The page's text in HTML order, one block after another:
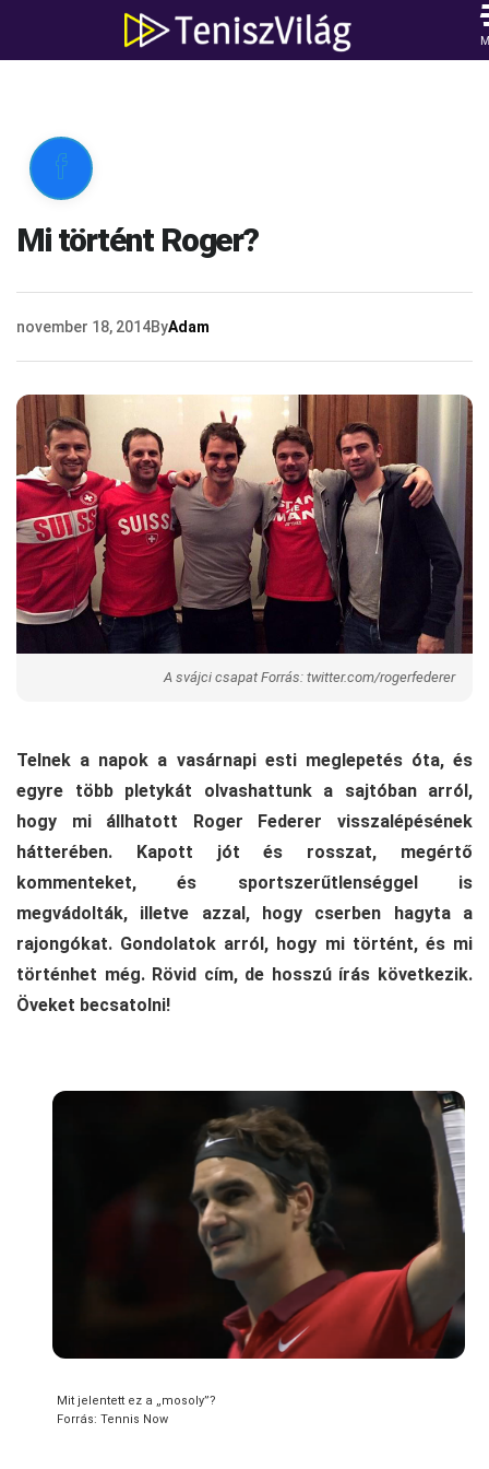

Mi történt Roger?
november 18, 2014ByAdam
A svájci csapat Forrás: twitter.com/rogerfederer
Telnek a napok a vasárnapi esti meglepetés óta, és
egyre több pletykát olvashattunk a sajtóban arról,
hogy mi állhatott Roger Federer visszalépésének
hátterében. Kapott jót és rosszat, megértő
kommenteket, és sportszerűtlenséggel is
megvádolták, illetve azzal, hogy cserben hagyta a
rajongókat. Gondolatok arról, hogy mi történt, és mi
történhet még. Rövid cím, de hosszú írás következik.
Öveket becsatolni!
Mit jelentett ez a „mosoly”?
Forrás: Tennis Now